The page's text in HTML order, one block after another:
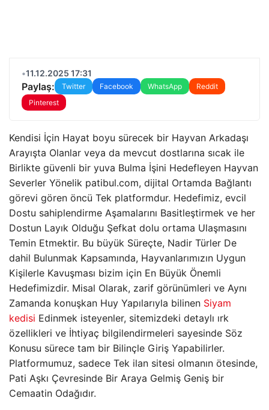
•11.12.2025 17:31
Paylaş: Twitter Facebook WhatsApp
Reddit
Pinterest
Kendisi İçin Hayat boyu sürecek bir Hayvan Arkadaşı
Arayışta Olanlar veya da mevcut dostlarına sıcak ile
Birlikte güvenli bir yuva Bulma İşini Hedefleyen Hayvan
Severler Yönelik patibul.com, dijital Ortamda Bağlantı
görevi gören öncü Tek platformdur. Hedefimiz, evcil
Dostu sahiplendirme Aşamalarını Basitleştirmek ve her
Dostun Layık Olduğu Şefkat dolu ortama Ulaşmasını
Temin Etmektir. Bu büyük Süreçte, Nadir Türler De
dahil Bulunmak Kapsamında, Hayvanlarımızın Uygun
Kişilerle Kavuşması bizim için En Büyük Önemli
Hedefimizdir. Misal Olarak, zarif görünümleri ve Aynı
Zamanda konuşkan Huy Yapılarıyla bilinen Siyam
kedisi Edinmek isteyenler, sitemizdeki detaylı ırk
özellikleri ve İhtiyaç bilgilendirmeleri sayesinde Söz
Konusu sürece tam bir Bilinçle Giriş Yapabilirler.
Platformumuz, sadece Tek ilan sitesi olmanın ötesinde,
Pati Aşkı Çevresinde Bir Araya Gelmiş Geniş bir
Cemaatin Odağıdır.